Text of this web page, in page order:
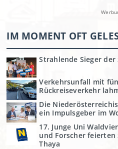
IM MOMENT OFT
Strahlende Sieger der
Verkehrsunfall mit
Rückreiseverkehr
Die
ein Impulsgeber im
17. Junge Uni
und Forscher feierten
Thaya